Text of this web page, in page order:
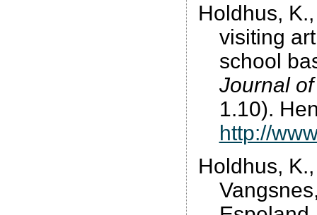
Holdhus,
visiting
school
Journal
1.10).
http://
Holdhus,